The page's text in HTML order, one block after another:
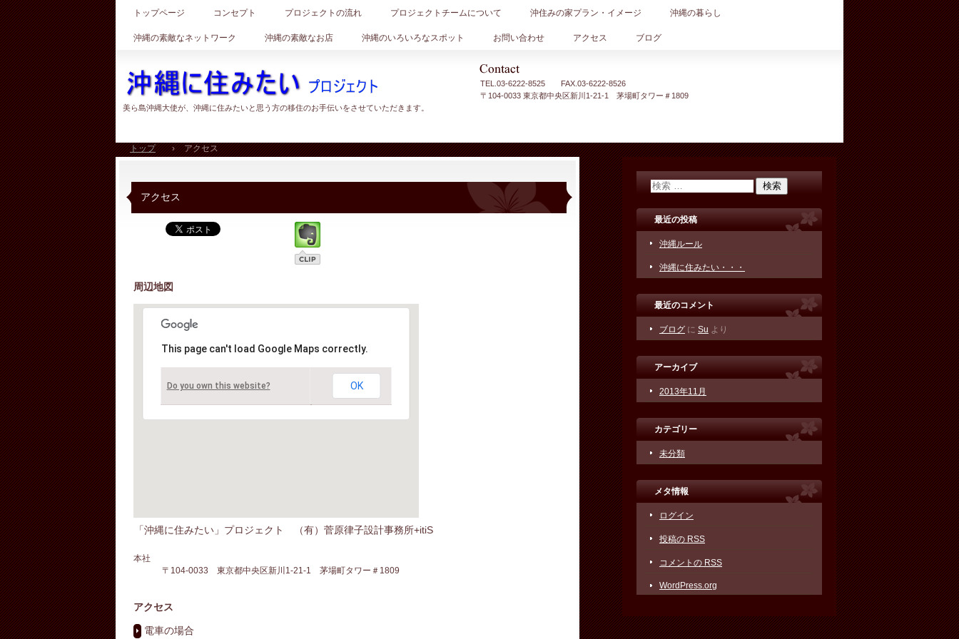
美ら島沖縄大使が、沖縄に住みたいと思う方の移住のお手伝いをさせていただきます。
TEL.03-6222-8525 FAX.03-6222-8526
〒104-0033 東京都中央区新川1-21-1 茅場町タワー＃1809
トップページ コンセプト プロジェクトの流れ プロジェクトチームについて 沖住みの家プラン・イメージ 沖縄の暮らし
沖縄の素敵なネットワーク 沖縄の素敵なお店 沖縄のいろいろなスポット お問い合わせ アクセス ブログ
トップ › アクセス
アクセス
周辺地図
This page can't load Google Maps correctly.
Do you own this website? OK
「沖縄に住みたい」プロジェクト （有）菅原律子設計事務所+itiS
本社
〒104-0033 東京都中央区新川1-21-1 茅場町タワー＃1809
アクセス
電車の場合
最近の投稿
沖縄ルール
沖縄に住みたい・・・
最近のコメント
ブログ に Su より
アーカイブ
2013年11月
カテゴリー
未分類
メタ情報
ログイン
投稿の RSS
コメントの RSS
WordPress.org